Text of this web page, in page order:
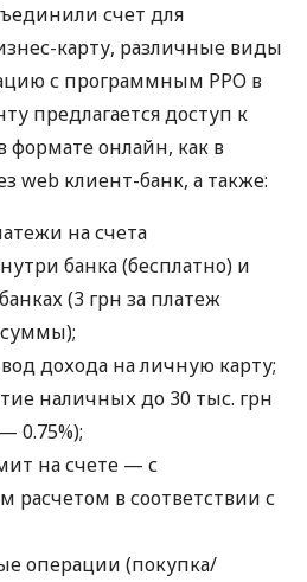
счет для
карту, различные виды
с программным РРО в
предлагается доступ к
формате онлайн, как в
web клиент-банк, а также:
на счета
банка (бесплатно) и
(3 грн за платеж
дохода на личную карту;
наличных до 30 тыс. грн
0.75%);
на счете — с
расчетом в соответствии с
операции (покупка/